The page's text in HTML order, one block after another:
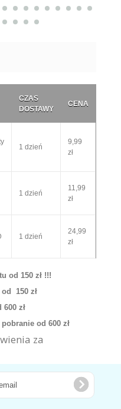
CZAS
DOSTAWY
CENA
1 dzień
9,99
zł
1 dzień
11,99
zł
1 dzień
24,99
zł
od 150 zł !!!
150 zł
zł
od 600 zł
za